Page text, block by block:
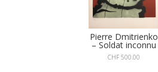
Pierre Dmitrienko
– Soldat inconnu
CHF 500.00